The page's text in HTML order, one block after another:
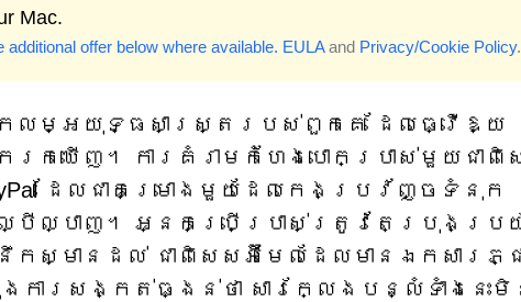
Mac.
additional offer below where available. EULAand Privacy/Cookie Policy.
ម្អយុទ្ធសាស្ត្ររបស់ពួកគេ ដែលធ្វើឱ្យ
កឃើញ។ ការគំរាមកំហែងបោកប្រាស់មួយជាពិ
ដែលជាគម្រោងមួយដែលកេងប្រវ័ញ្ចទំនុក
បីល្បាញ។ អ្នកប្រើប្រាស់ត្រូវតែប្រុងប្រ
នឹកស្មានដល់ ជាពិសេសអ៊ីមែលដែលមានឯកសារភ្
ការសង្កត់ធ្ងន់ថា សារក្លែងបន្លំទាំងនេះមិ